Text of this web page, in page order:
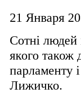
21 Января
Сотні людей
якого також
парламенту
Лижичко.